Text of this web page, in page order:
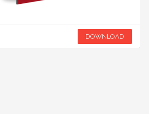
DOWNLOAD